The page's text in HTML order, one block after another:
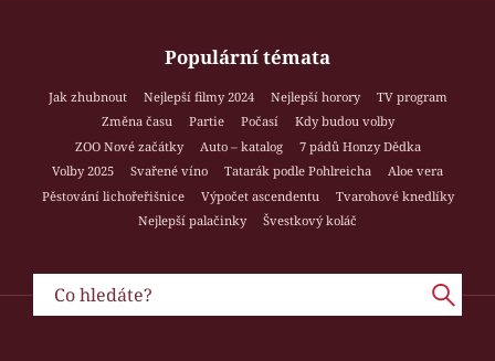
Populární témata
Jak zhubnout Nejlepší filmy 2024 Nejlepší horory
TV program
Změna času
Partie Počasí
Kdy budou volby
ZOO Nové začátky
Auto – katalog
7 pádů Honzy Dědka
Volby 2025
Svařené víno Tatarák podle Pohlreicha
Aloe vera
Pěstování lichořeřišnice
Výpočet ascendentu
Tvarohové knedlíky
Nejlepší palačinky
Švestkový koláč